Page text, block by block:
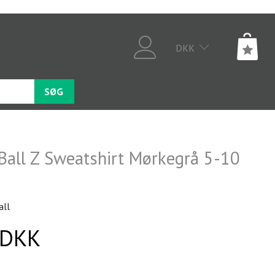
DKK
SØG
Z Sweatshirt Mørkegrå 5-10